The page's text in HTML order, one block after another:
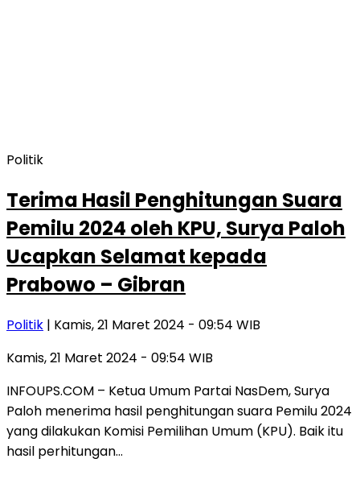
Politik
Terima Hasil Penghitungan Suara
Pemilu 2024 oleh KPU, Surya Paloh
Ucapkan Selamat kepada
Prabowo – Gibran
Politik | Kamis, 21 Maret 2024 - 09:54 WIB
Kamis, 21 Maret 2024 - 09:54 WIB
INFOUPS.COM – Ketua Umum Partai NasDem, Surya
Paloh menerima hasil penghitungan suara Pemilu 2024
yang dilakukan Komisi Pemilihan Umum (KPU). Baik itu
hasil perhitungan…